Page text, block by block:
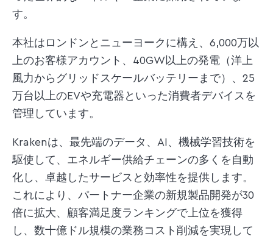
す。
本社はロンドンとニューヨークに構え、6,000万以
上のお客様アカウント、40GW以上の発電（洋上
風力からグリッドスケールバッテリーまで）、25
万台以上のEVや充電器といった消費者デバイスを
管理しています。
Krakenは、最先端のデータ、AI、機械学習技術を
駆使して、エネルギー供給チェーンの多くを自動
化し、卓越したサービスと効率性を提供します。
これにより、パートナー企業の新規製品開発が30
倍に拡大、顧客満足度ランキングで上位を獲得
し、数十億ドル規模の業務コスト削減を実現して